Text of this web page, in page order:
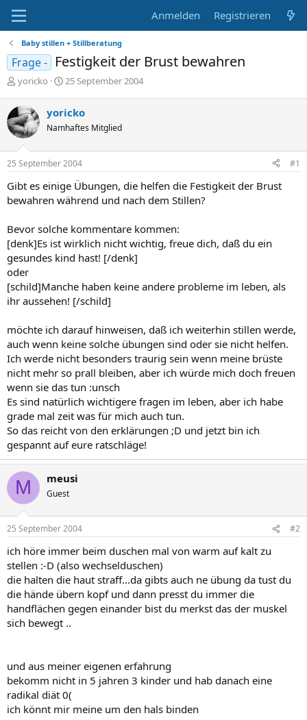
Anmelden Registrieren
Baby stillen + Stillberatung
Frage - Festigkeit der Brust bewahren
E
s
t
e
l
l
e
yoricko
E
t
e
l
t
m
25 September 2004
yoricko
Namhaftes Mitglied
25 September 2004 #1
Gibt es einige Übungen, die helfen die Festigkeit der Brust
bewahren während und nach dem Stillen?
Bevor solche kommentare kommen:
[denk]Es ist wirklich nicht wichtig, freue dich, daß du ein
gesundes kind hast! [/denk]
oder
[schild]Manche haben keine andere probleme im leben, als
ihr aussehen! [/schild]
möchte ich darauf hinweisen, daß ich weiterhin stillen werde,
auch wenn keine solche übungen sind oder sie nicht helfen.
Ich werde nicht besonders traurig sein wenn meine brüste
nicht mehr so prall bleiben, aber ich würde mich doch freuen
wenn sie das tun :unsch
Es sind natürlich wichtigere fragen im leben, aber ich habe
grade mal zeit was für mich auch tun.
So das reicht von den erklärungen ;D und jetzt bin ich
gespannt auf eure ratschläge!
M meusi
Guest
25 September 2004 #2
ich höre immer beim duschen mal von warm auf kalt zu
stellen :-D (also wechselduschen)
die halten die haut straff...da gibts auch ne übung da tust du
die hände übern kopf und dann presst du immer die
handflächen gegen einander bist du merkst das der muskel
sich bewegt ..
und aus meiner eigenen erfahrung
bekomm nicht in 5 jahren 3 kinder und hab danach eine
radikal diät 0(
ich könnt mir meine um den hals binden